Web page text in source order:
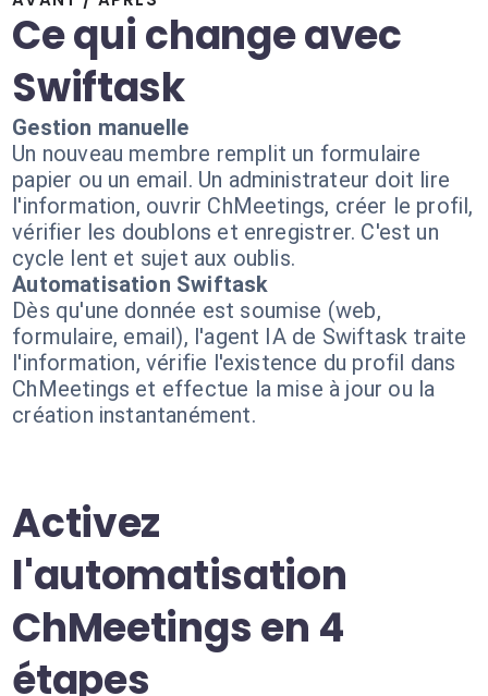
Ce qui change avec
Swiftask
Gestion manuelle
Un nouveau membre remplit un formulaire
papier ou un email. Un administrateur doit lire
l'information, ouvrir ChMeetings, créer le profil,
vérifier les doublons et enregistrer. C'est un
cycle lent et sujet aux oublis.
Automatisation Swiftask
Dès qu'une donnée est soumise (web,
formulaire, email), l'agent IA de Swiftask traite
l'information, vérifie l'existence du profil dans
ChMeetings et effectue la mise à jour ou la
création instantanément.
Activez
l'automatisation
ChMeetings en 4
étapes